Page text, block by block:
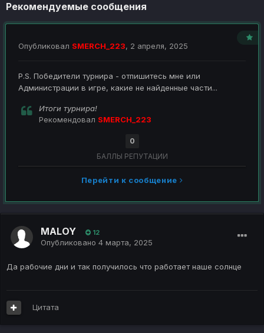
Рекомендуемые сообщения
Опубликовал SMERCH_223, 2 апреля, 2025
P.S. Победители турнира - отпишитесь мне или
Администрации в игре, какие не найденные части...
Итоги турнира!
Рекомендовал SMERCH_223
0
БАЛЛЫ РЕПУТАЦИИ
Перейти к сообщение
MALOY 12
Опубликовано 4 марта, 2025
Да рабочие дни и так получилось что работает наше солнце
Цитата